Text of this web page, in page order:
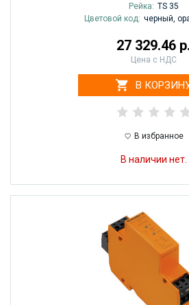
Рейка: TS 35
Цветовой код: черный,
27 329.46 р.
Цена с НДС
В
В избранное
В наличии нет.